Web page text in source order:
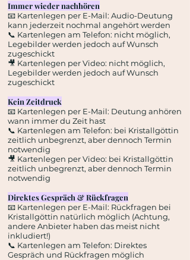
Immer wieder nachhören
📧 Kartenlegen per E-Mail: Audio-Deutung
kann jederzeit nochmal angehört werden
📞 Kartenlegen am Telefon: nicht möglich,
Legebilder werden jedoch auf Wunsch
zugeschickt
🎥 Kartenlegen per Video: nicht möglich,
Legebilder werden jedoch auf Wunsch
zugeschickt
Kein Zeitdruck
📧 Kartenlegen per E-Mail: Deutung anhören
wann immer du Zeit hast
📞 Kartenlegen am Telefon: bei Kristallgöttin
zeitlich unbegrenzt, aber dennoch Termin
notwendig
🎥 Kartenlegen per Video: bei Kristallgöttin
zeitlich unbegrenzt, aber dennoch Termin
notwendig
Direktes Gespräch & Rückfragen
📧 Kartenlegen per E-Mail: Rückfragen bei
Kristallgöttin natürlich möglich (Achtung,
andere Anbieter haben das meist nicht
inkludiert!)
📞 Kartenlegen am Telefon: Direktes
Gespräch und Rückfragen möglich